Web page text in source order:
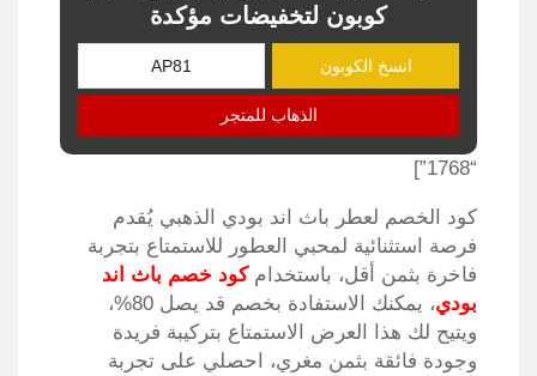
كوبون لتخفيضات مؤكدة
انسخ الكوبون
الذهاب للمتجر
“1768”]
كود الخصم لعطر باث اند بودي الذهبي يُقدم
فرصة استثنائية لمحبي العطور للاستمتاع بتجربة
فاخرة بثمن أقل، باستخدامكود خصم باث اند
بودي، يمكنك الاستفادة بخصم قد يصل 80%،
ويتيح لك هذا العرض الاستمتاع بتركيبة فريدة
وجودة فائقة بثمن مغري، احصلي على تجربة